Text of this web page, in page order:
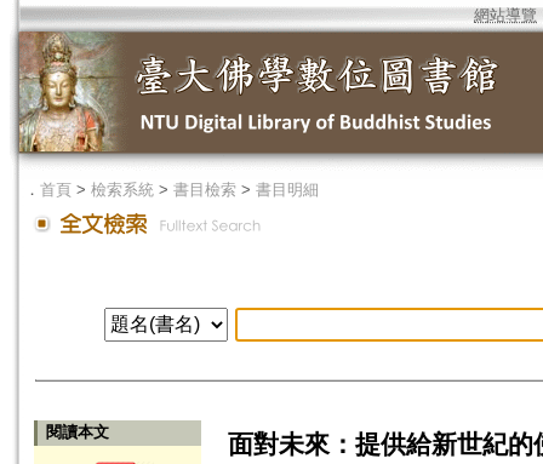
網站導覽
． 首頁 > 檢索系統 > 書目檢索 > 書目明細
閱讀本文 面對未來：提供給新世紀的